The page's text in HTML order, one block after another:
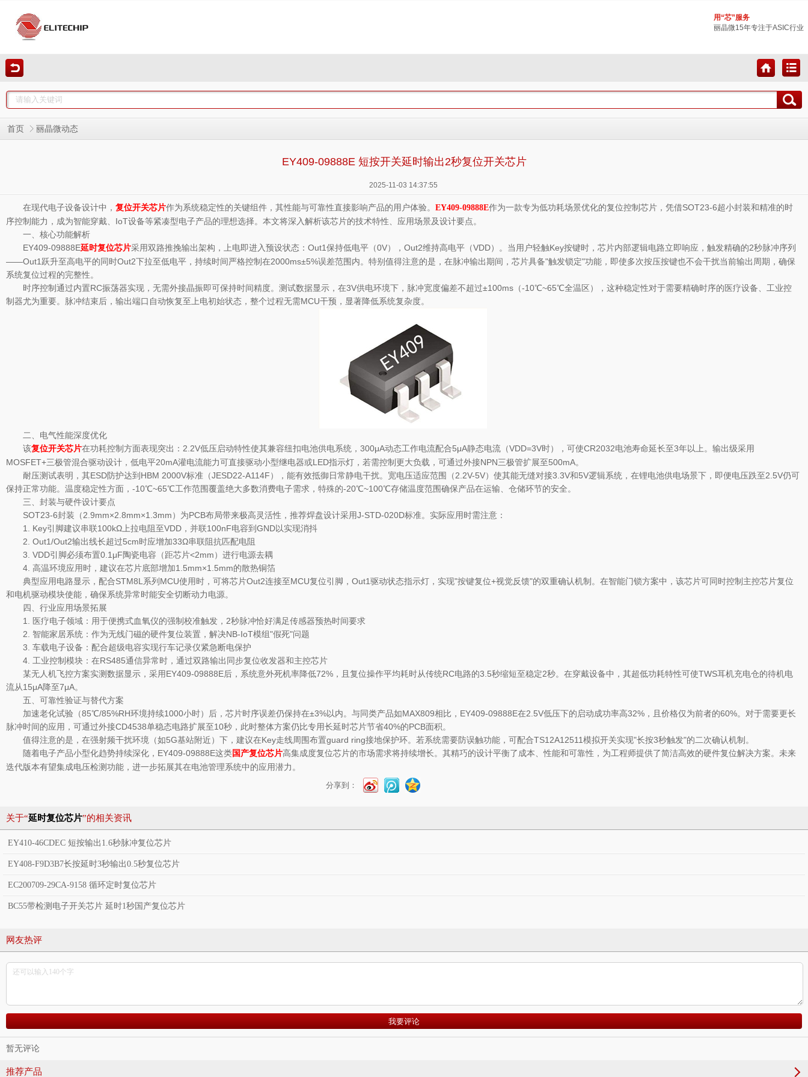
用“芯”服务
丽晶微15年专注于ASIC行业
首页 丽晶微动态
EY409-09888E 短按开关延时输出2秒复位开关芯片
2025-11-03 14:37:55
在现代电子设备设计中， 复位开关芯片作为系统稳定性的关键组件，其性能与可靠性直接影响产品的用户体验。 EY409-09888E作为一款专为低功耗场景优化的复位控制芯片，凭借SOT23-6超小封装和精准的时
序控制能力，成为智能穿戴、IoT设备等紧凑型电子产品的理想选择。本文将深入解析该芯片的技术特性、应用场景及设计要点。
一、核心功能解析
EY409-09888E延时复位芯片采用双路推挽输出架构，上电即进入预设状态：Out1保持低电平（0V），Out2维持高电平（VDD）。当用户轻触Key按键时，芯片内部逻辑电路立即响应，触发精确的2秒脉冲序列
——Out1跃升至高电平的同时Out2下拉至低电平，持续时间严格控制在2000ms±5%误差范围内。特别值得注意的是，在脉冲输出期间，芯片具备"触发锁定"功能，即使多次按压按键也不会干扰当前输出周期，确保
系统复位过程的完整性。
时序控制通过内置RC振荡器实现，无需外接晶振即可保持时间精度。测试数据显示，在3V供电环境下，脉冲宽度偏差不超过±100ms（-10℃~65℃全温区），这种稳定性对于需要精确时序的医疗设备、工业控
制器尤为重要。脉冲结束后，输出端口自动恢复至上电初始状态，整个过程无需MCU干预，显著降低系统复杂度。
二、电气性能深度优化
该复位开关芯片在功耗控制方面表现突出：2.2V低压启动特性使其兼容纽扣电池供电系统，300μA动态工作电流配合5μA静态电流（VDD=3V时），可使CR2032电池寿命延长至3年以上。输出级采用
MOSFET+三极管混合驱动设计，低电平20mA灌电流能力可直接驱动小型继电器或LED指示灯，若需控制更大负载，可通过外接NPN三极管扩展至500mA。
耐压测试表明，其ESD防护达到HBM 2000V标准（JESD22-A114F），能有效抵御日常静电干扰。宽电压适应范围（2.2V-5V）使其能无缝对接3.3V和5V逻辑系统，在锂电池供电场景下，即便电压跌至2.5V仍可
保持正常功能。温度稳定性方面，-10℃~65℃工作范围覆盖绝大多数消费电子需求，特殊的-20℃~100℃存储温度范围确保产品在运输、仓储环节的安全。
三、封装与硬件设计要点
SOT23-6封装（2.9mm×2.8mm×1.3mm）为PCB布局带来极高灵活性，推荐焊盘设计采用J-STD-020D标准。实际应用时需注意：
1. Key引脚建议串联100kΩ上拉电阻至VDD，并联100nF电容到GND以实现消抖
2. Out1/Out2输出线长超过5cm时应增加33Ω串联阻抗匹配电阻
3. VDD引脚必须布置0.1μF陶瓷电容（距芯片<2mm）进行电源去耦
4. 高温环境应用时，建议在芯片底部增加1.5mm×1.5mm的散热铜箔
典型应用电路显示，配合STM8L系列MCU使用时，可将芯片Out2连接至MCU复位引脚，Out1驱动状态指示灯，实现"按键复位+视觉反馈"的双重确认机制。在智能门锁方案中，该芯片可同时控制主控芯片复位
和电机驱动模块使能，确保系统异常时能安全切断动力电源。
四、行业应用场景拓展
1. 医疗电子领域：用于便携式血氧仪的强制校准触发，2秒脉冲恰好满足传感器预热时间要求
2. 智能家居系统：作为无线门磁的硬件复位装置，解决NB-IoT模组"假死"问题
3. 车载电子设备：配合超级电容实现行车记录仪紧急断电保护
4. 工业控制模块：在RS485通信异常时，通过双路输出同步复位收发器和主控芯片
某无人机飞控方案实测数据显示，采用EY409-09888E后，系统意外死机率降低72%，且复位操作平均耗时从传统RC电路的3.5秒缩短至稳定2秒。在穿戴设备中，其超低功耗特性可使TWS耳机充电仓的待机电
流从15μA降至7μA。
五、可靠性验证与替代方案
加速老化试验（85℃/85%RH环境持续1000小时）后，芯片时序误差仍保持在±3%以内。与同类产品如MAX809相比，EY409-09888E在2.5V低压下的启动成功率高32%，且价格仅为前者的60%。对于需要更长
脉冲时间的应用，可通过外接CD4538单稳态电路扩展至10秒，此时整体方案仍比专用长延时芯片节省40%的PCB面积。
值得注意的是，在强射频干扰环境（如5G基站附近）下，建议在Key走线周围布置guard ring接地保护环。若系统需要防误触功能，可配合TS12A12511模拟开关实现"长按3秒触发"的二次确认机制。
随着电子产品小型化趋势持续深化，EY409-09888E这类国产复位芯片高集成度复位芯片的市场需求将持续增长。其精巧的设计平衡了成本、性能和可靠性，为工程师提供了简洁高效的硬件复位解决方案。未来
迭代版本有望集成电压检测功能，进一步拓展其在电池管理系统中的应用潜力。
分享到：
关于“延时复位芯片”的相关资讯
EY410-46CDEC 短按输出1.6秒脉冲复位芯片
EY408-F9D3B7长按延时3秒输出0.5秒复位芯片
EC200709-29CA-9158 循环定时复位芯片
BC55带检测电子开关芯片 延时1秒国产复位芯片
网友热评
暂无评论
推荐产品